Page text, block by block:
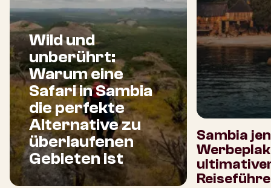
Wild und
unberührt:
Warum eine
Safari in Sambia
die perfekte
Alternative zu
überlaufenen
Gebieten ist
Sambia